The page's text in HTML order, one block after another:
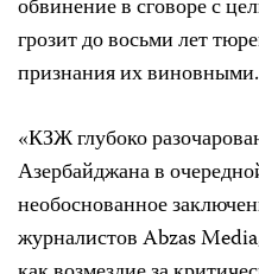
обвинение в сговоре с
грозит до восьми лет
признания их виновными.
«КЗЖ глубоко
Азербайджана в
необоснованное
журналистов Abzas